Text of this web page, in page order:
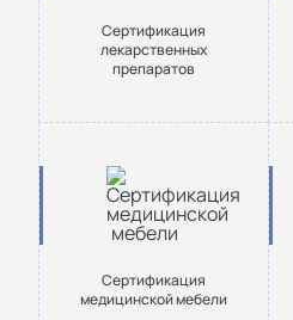
Сертификация
лекарственных
препаратов
Сертификация
медицинской мебели